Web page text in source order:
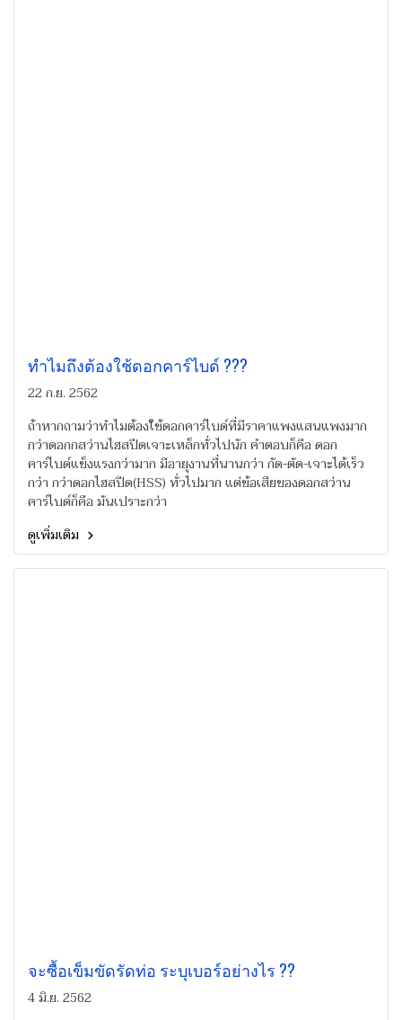
ทำไมถึงต้องใช้ดอกคาร์ไบด์ ???
22 ก.ย. 2562
ถ้าหากถามว่าทำไมต้องใช้ดอกคาร์ไบด์ที่มีราคาแพงแสนแพงมาก
กว่าดอกกสว่านไฮสปีดเจาะเหล็กทั่วไปนัก คำตอบก็คือ ดอก
คาร์ไบด์แข็งแรงกว่ามาก มีอายุงานที่นานกว่า กัด-ตัด-เจาะได้เร็ว
กว่า กว่าดอกไฮสปีด(HSS) ทั่วไปมาก แต่ข้อเสียของดอกสว่าน
คาร์ไบด์ก็คือ มันเปราะกว่า
ดูเพิ่มเติม
จะซื้อเข็มขัดรัดท่อ ระบุเบอร์อย่างไร ??
4 มิ.ย. 2562